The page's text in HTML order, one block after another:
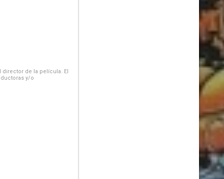
de la película. El
y/o